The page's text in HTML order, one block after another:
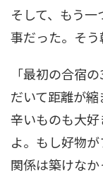
そして、もう
事だった。そう
「最初の合宿
だいて距離が
辛いものも大
よ。もし好物
関係は築けなか